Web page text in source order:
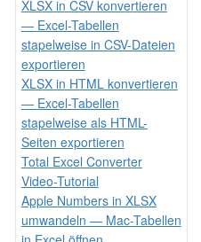
XLSX in CSV konvertieren
— Excel-Tabellen
stapelweise in CSV-Dateien
exportieren
XLSX in HTML konvertieren
— Excel-Tabellen
stapelweise als HTML-
Seiten exportieren
Total Excel Converter
Video-Tutorial
Apple Numbers in XLSX
umwandeln — Mac-Tabellen